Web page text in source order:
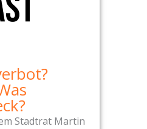
Stadtrat Martin